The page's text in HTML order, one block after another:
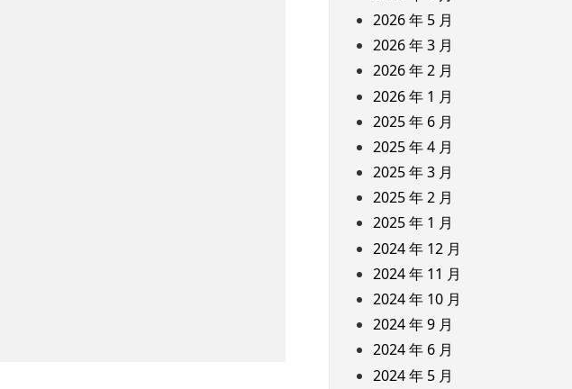
2026 年 5 月
2026 年 3 月
2026 年 2 月
2026 年 1 月
2025 年 6 月
2025 年 4 月
2025 年 3 月
2025 年 2 月
2025 年 1 月
2024 年 12 月
2024 年 11 月
2024 年 10 月
2024 年 9 月
2024 年 6 月
2024 年 5 月